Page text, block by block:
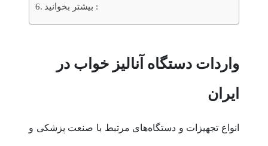
بیشتر بخوانید :
واردات دستگاه آنالیز خواب در
ایران
انواع تجهیزات و دستگاه‌های مرتبط با صنعت پزشکی و